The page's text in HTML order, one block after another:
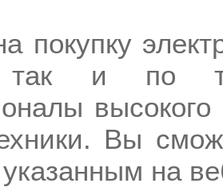
покупку
так и по
высокого
Вы
на